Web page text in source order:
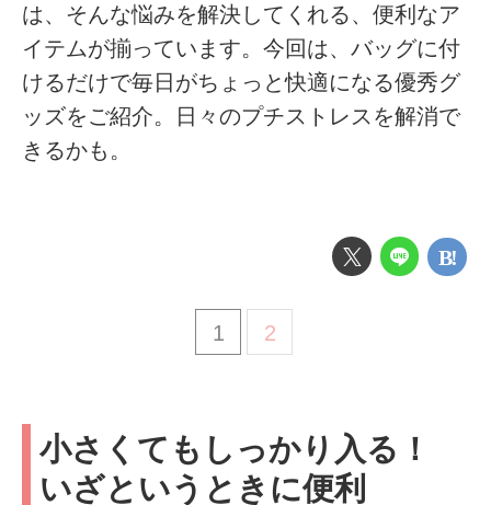
は、そんな悩みを解決してくれる、便利なア
イテムが揃っています。今回は、バッグに付
けるだけで毎日がちょっと快適になる優秀グ
ッズをご紹介。日々のプチストレスを解消で
きるかも。
1 2
小さくてもしっかり入る！
いざというときに便利